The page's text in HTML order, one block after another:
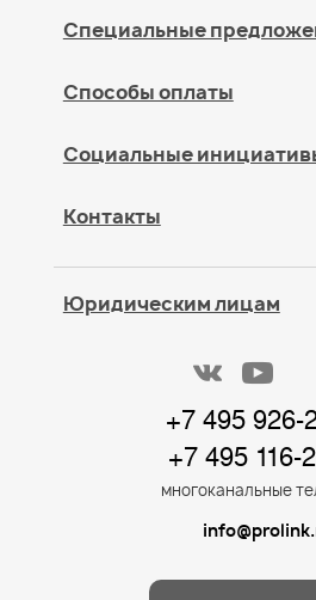
Специальные
Способы оплаты
Социальные
Контакты
Юридическим лицам
+7 495 926-
+7 495 116-
многоканальные